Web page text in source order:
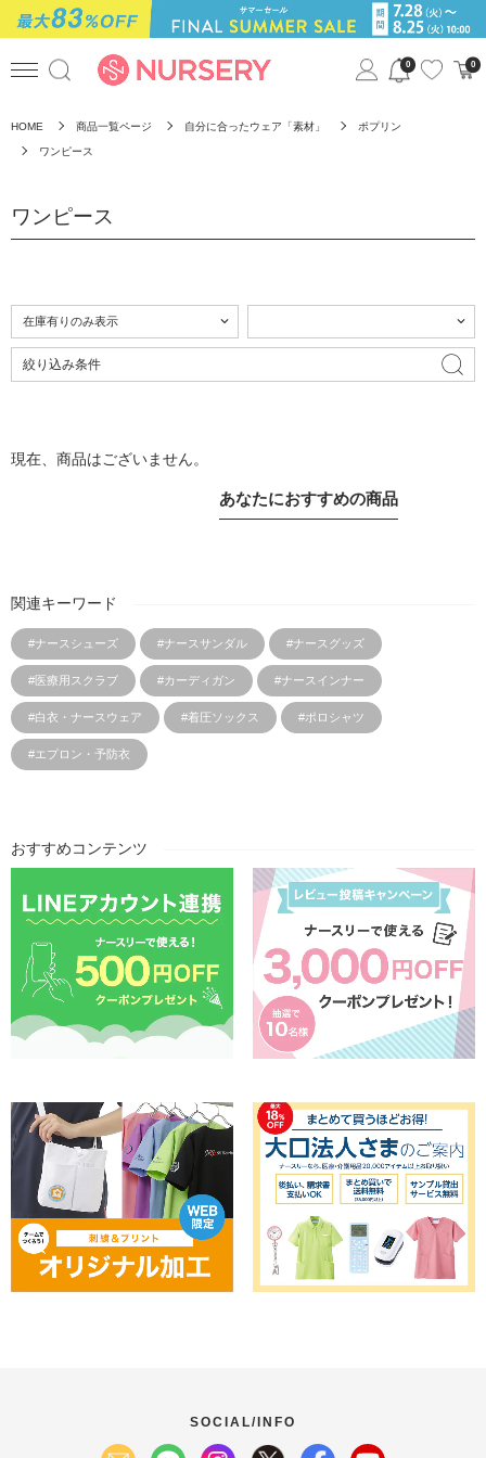
0 0
HOME 商品一覧ページ 自分に合ったウェア「素材」 ポプリン
ワンピース
ワンピース
絞り込み条件
現在、商品はございません。
あなたにおすすめの商品
関連キーワード
#ナースシューズ #ナースサンダル #ナースグッズ
#医療用スクラブ #カーディガン #ナースインナー
#白衣・ナースウェア #着圧ソックス #ポロシャツ
#エプロン・予防衣
おすすめコンテンツ
SOCIAL/INFO